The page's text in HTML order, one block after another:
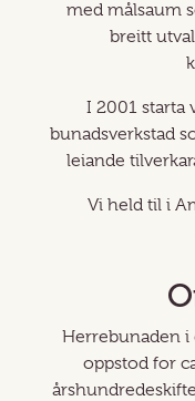
med målsaum
breitt
I 2001 starta
bunadsverkstad
leiande
Vi held til i
Herrebunaden i
oppstod for